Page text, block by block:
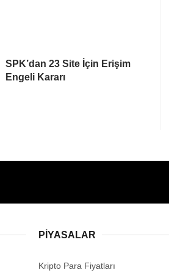
SPK’dan 23 Site İçin Erişim
Engeli Kararı
PIYASALAR
Kripto Para Fiyatları